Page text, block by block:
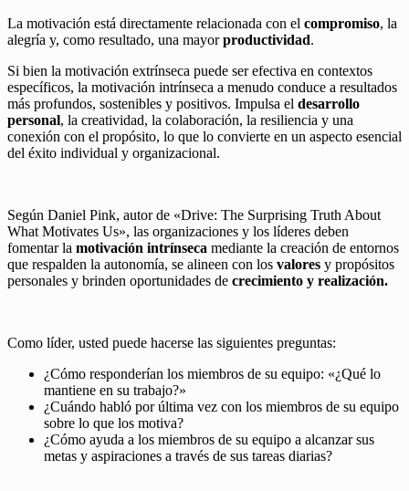
La motivación está directamente relacionada con el compromiso, la
alegría y, como resultado, una mayorproductividad.
Si bien la motivación extrínseca puede ser efectiva en contextos
específicos, la motivación intrínseca a menudo conduce a resultados
más profundos, sostenibles y positivos. Impulsa el desarrollo
personal, la creatividad, la colaboración, la resiliencia y una
conexión con el propósito, lo que lo convierte en un aspecto esencial
del éxito individual y organizacional.
Según Daniel Pink, autor de «Drive: The Surprising Truth About
What Motivates Us», las organizaciones y los líderes deben
fomentar la motivación intrínseca mediante la creación de entornos
que respalden la autonomía, se alineen con los valores y propósitos
personales y brinden oportunidades de crecimiento y realización.
Como líder, usted puede hacerse las siguientes preguntas:
¿Cómo responderían los miembros de su equipo: «¿Qué lo
mantiene en su trabajo?»
¿Cuándo habló por última vez con los miembros de su equipo
sobre lo que los motiva?
¿Cómo ayuda a los miembros de su equipo a alcanzar sus
metas y aspiraciones a través de sus tareas diarias?